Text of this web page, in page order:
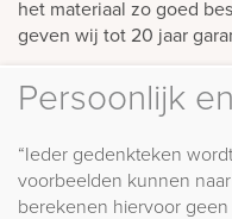
het materiaal zo goed
geven wij tot 20 jaar
Persoonlijk
“Ieder gedenkteken
voorbeelden kunnen
berekenen hiervoor